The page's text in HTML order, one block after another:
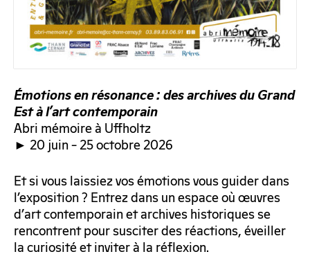
Émotions en résonance : des archives du Grand
Est à l’art contemporain
Abri mémoire à Uffholtz
► 20 juin – 25 octobre 2026
Et si vous laissiez vos émotions vous guider dans
l’exposition ? Entrez dans un espace où œuvres
d’art contemporain et archives historiques se
rencontrent pour susciter des réactions, éveiller
la curiosité et inviter à la réflexion.